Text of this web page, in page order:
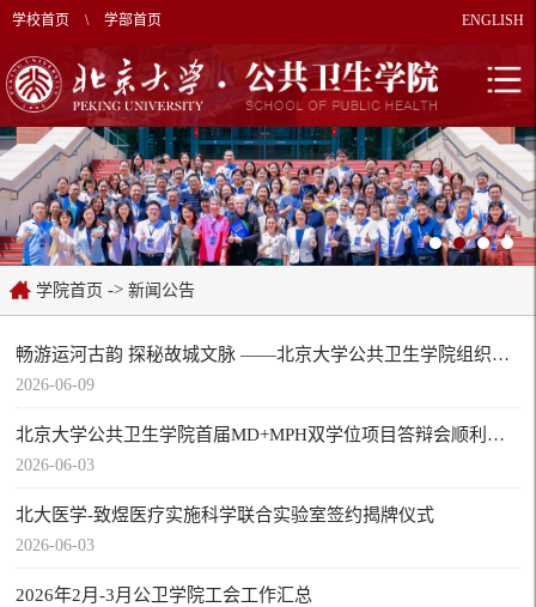
学校首页 \ 学部首页 ENGLISH
学院首页 -> 新闻公告
畅游运河古韵 探秘故城文脉 ——北京大学公共卫生学院组织离退休教师开展学习参观活动
2026-06-09
北京大学公共卫生学院首届MD+MPH双学位项目答辩会顺利举行
2026-06-03
北大医学-致煜医疗实施科学联合实验室签约揭牌仪式
2026-06-03
2026年2月-3月公卫学院工会工作汇总